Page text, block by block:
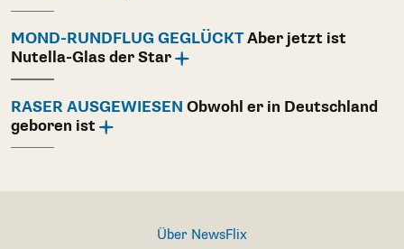
MOND-RUNDFLUG GEGLÜCKTAber jetzt ist
Nutella-Glas der Star
RASER AUSGEWIESEN Obwohl er in Deutschland
geboren ist
Über NewsFlix